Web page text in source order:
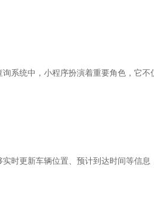
系统中，小程序扮演着重要角色，它不
时更新车辆位置、预计到达时间等信息